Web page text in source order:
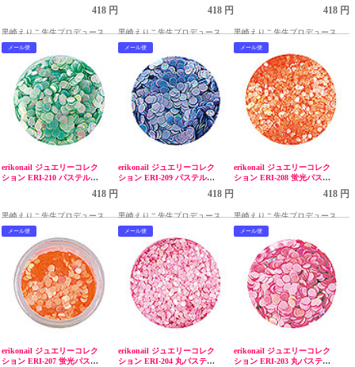
418 円
黒崎えりこ先生プロデュース
418 円
黒崎えりこ先生プロデュース
418 円
黒崎えりこ先生プロデュース
メール便
erikonail ジュエリーコレク
ション ERI-210 パステルパ
418 円
黒崎えりこ先生プロデュース
メール便
erikonail ジュエリーコレク
ション ERI-209 パステルパ
418 円
黒崎えりこ先生プロデュース
メール便
erikonail ジュエリーコレク
ション ERI-208 蛍光パステ
418 円
黒崎えりこ先生プロデュース
メール便
erikonail ジュエリーコレク
ション ERI-207 蛍光パステ
メール便
erikonail ジュエリーコレク
ション ERI-204 丸パステル
メール便
erikonail ジュエリーコレク
ション ERI-203 丸パステル